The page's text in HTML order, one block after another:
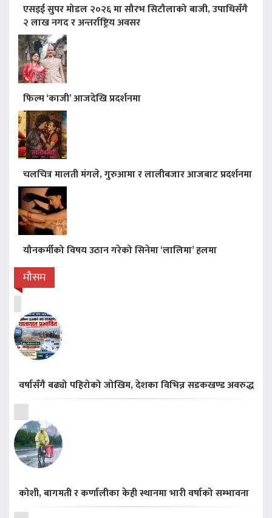
एसइई सुपर मोडल २०२६ मा सौरभ सिटौलाको बाजी, उपाधिसँगै
२ लाख नगद र अन्तर्राष्ट्रिय अवसर
फिल्म ‘काजी’ आजदेखि प्रदर्शनमा
चलचित्र मालती मंगले, गुरुआमा र लालीबजार आजबाट प्रदर्शनमा
यौनकर्मीको विषय उठान गरेको सिनेमा ‘लालिमा’ हलमा
मौसम
वर्षासँगै बढ्यो पहिरोको जोखिम, देशका विभिन्न सडकखण्ड अवरुद्ध
कोशी, बागमती र कर्णालीका केही स्थानमा भारी वर्षाको सम्भावना